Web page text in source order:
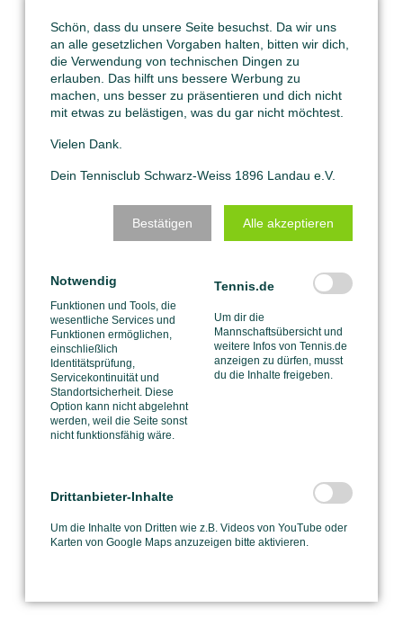
Schön, dass du unsere Seite besuchst. Da wir uns
an alle gesetzlichen Vorgaben halten, bitten wir dich,
die Verwendung von technischen Dingen zu
erlauben. Das hilft uns bessere Werbung zu
machen, uns besser zu präsentieren und dich nicht
mit etwas zu belästigen, was du gar nicht möchtest.
Vielen Dank.
Dein Tennisclub Schwarz-Weiss 1896 Landau e.V.
Bestätigen Alle akzeptieren
Notwendig
Funktionen und Tools, die
wesentliche Services und
Funktionen ermöglichen,
einschließlich
Identitätsprüfung,
Servicekontinuität und
Standortsicherheit. Diese
Option kann nicht abgelehnt
werden, weil die Seite sonst
nicht funktionsfähig wäre.
Tennis.de
Um dir die
Mannschaftsübersicht und
weitere Infos von Tennis.de
anzeigen zu dürfen, musst
du die Inhalte freigeben.
Drittanbieter-Inhalte
Um die Inhalte von Dritten wie z.B. Videos von YouTube oder
Karten von Google Maps anzuzeigen bitte aktivieren.